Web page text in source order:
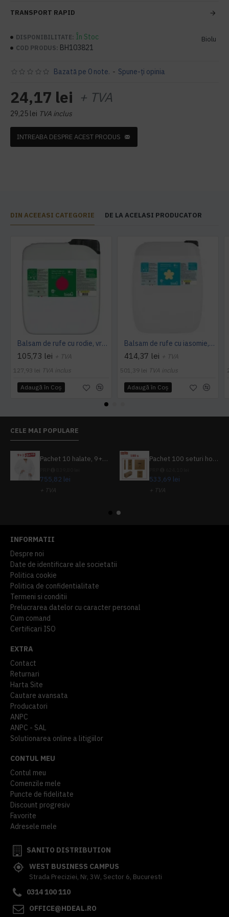
TRANSPORT RAPID
DISPONIBILITATE: În Stoc
COD PRODUS: BH103821
Biolu
Bazată pe 0 note. - Spune-ţi opinia
24,17 lei + TVA
29,25 lei TVA inclus
INTREABA DESPRE ACEST PRODUS
DIN ACEEASI CATEGORIE DE LA ACELASI PRODUCATOR
Balsam de rufe cu rodie, vrac, ecologic, 5L - Biolu
105,73 lei + TVA
127,93 lei TVA inclus
Adaugă în Coş
Balsam de rufe cu iasomie, vrac, ecologic, 20L - Biolu
414,37 lei + TVA
501,39 lei TVA inclus
Adaugă în Coş
CELE MAI POPULARE
Pachet 10 halate, 9+1 gratuit
755,82 lei
+ TVA
Pachet 100 seturi hoteliere, set dentar, set barbierit, casca de dus, pila unghii, set cusut
533,69 lei
+ TVA
INFORMATII
Despre noi
Date de identificare ale societatii
Politica cookie
Politica de confidentialitate
Termeni si conditii
Prelucrarea datelor cu caracter personal
Cum comand
Certificari ISO
EXTRA
Contact
Returnari
Harta Site
Cautare avansata
Producatori
ANPC
ANPC - SAL
Solutionarea online a litigiilor
CONTUL MEU
Contul meu
Comenzile mele
Puncte de fidelitate
Discount progresiv
Favorite
Adresele mele
SANITO DISTRIBUTION
WEST BUSINESS CAMPUS
Strada Preciziei, Nr, 3W, Sector 6, Bucuresti
0314 100 110
OFFICE@HDEAL.RO